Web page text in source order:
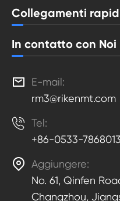
Collegamenti
In contatto con Noi

E-mail:
rm3@rikenmt.com
 Tel:
+86-0533-7868013
 Aggiungere:
No. 61, Qinfen
Changzhou,